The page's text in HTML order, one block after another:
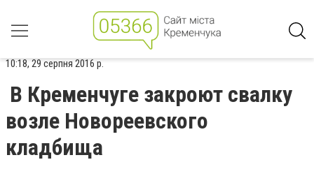
10:18, 29 серпня 2016 р.
В Кременчуге закроют свалку
возле Новореевского
кладбища